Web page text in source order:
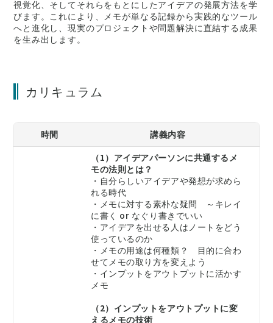
視覚化、そしてそれらをもとにしたアイデアの発展方法を学
びます。これにより、メモが単なる記録から実践的なツール
へと進化し、現実のプロジェクトや問題解決に直結する成果
を生み出します。
カリキュラム
時間 講義内容
（1）アイデアパーソンに共通するメ
モの法則とは？
・自分らしいアイデアや発想が求めら
れる時代
・メモに対する素朴な疑問 ～キレイ
に書く or なぐり書きでいい
・アイデアを出せる人はノートをどう
使っているのか
・メモの用途は何種類？ 目的に合わ
せてメモの取り方を変えよう
・インプットをアウトプットに活かす
メモ
（2）インプットをアウトプットに変
えるメモの技術